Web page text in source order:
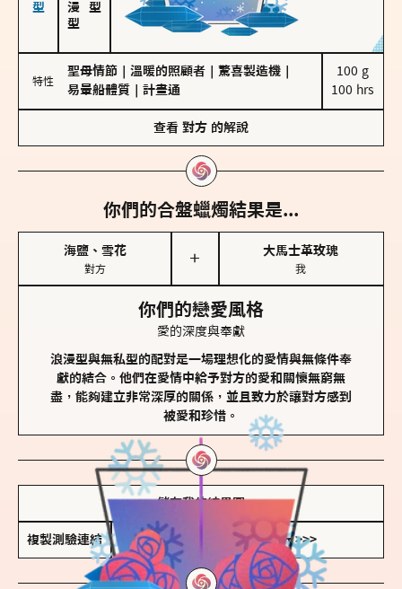
特性
聖母情節 溫暖的照顧者 驚喜製造機
易暈船體質
計畫通
100 g
100 hrs
查看 對方 的解說
你們的合盤蠟燭結果是...
海鹽、雪花
對方
＋
大馬士革玫瑰
我
你們的戀愛風格
愛的深度與奉獻
浪漫型與無私型的配對是一場理想化的愛情與無條件奉
獻的結合。他們在愛情中給予對方的愛和關懷無窮無
盡，能夠建立非常深厚的關係，並且致力於讓對方感到
被愛和珍惜。
儲存我的結果圖
複製測驗連結 查看香氛類型全解析 >>>